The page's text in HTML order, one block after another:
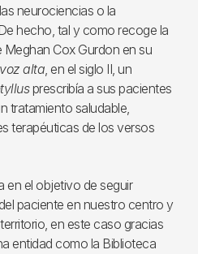
neurociencias o la
hecho, tal y como recoge la
Cox Gurdon en su
alta, en el siglo II, un
prescribía a sus pacientes
tratamiento saludable,
terapéuticas de los versos
en el objetivo de seguir
paciente en nuestro centro y
en este caso gracias
entidad como la Biblioteca